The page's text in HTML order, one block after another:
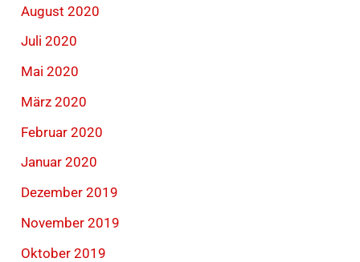
August 2020
Juli 2020
Mai 2020
März 2020
Februar 2020
Januar 2020
Dezember 2019
November 2019
Oktober 2019